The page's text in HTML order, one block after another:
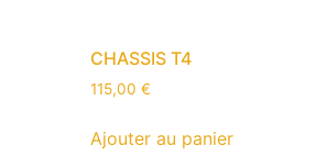
CHASSIS T4
115,00 €
Ajouter au panier